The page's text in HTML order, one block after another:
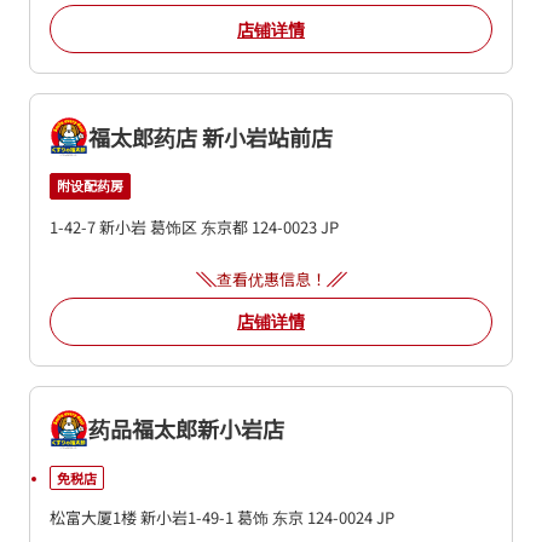
店铺详情
福太郎药店 新小岩站前店
附设配药房
1-42-7新小岩葛饰区 东京都 124-0023JP
查看优惠信息！
店铺详情
药品福太郎新小岩店
免税店
松富大厦1楼新小岩1-49-1葛饰 东京 124-0024JP